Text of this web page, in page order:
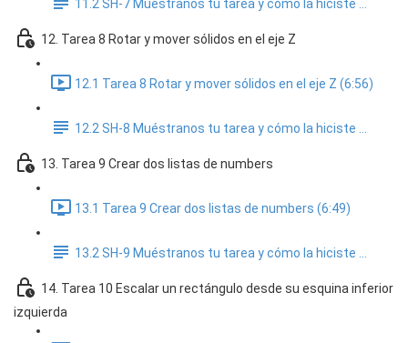
11.2 SH-7 Muéstranos tu tarea y cómo la hiciste ...
12. Tarea 8 Rotar y mover sólidos en el eje Z
12.1 Tarea 8 Rotar y mover sólidos en el eje Z (6:56)
12.2 SH-8 Muéstranos tu tarea y cómo la hiciste ...
13. Tarea 9 Crear dos listas de numbers
13.1 Tarea 9 Crear dos listas de numbers (6:49)
13.2 SH-9 Muéstranos tu tarea y cómo la hiciste ...
14. Tarea 10 Escalar un rectángulo desde su esquina inferior
izquierda